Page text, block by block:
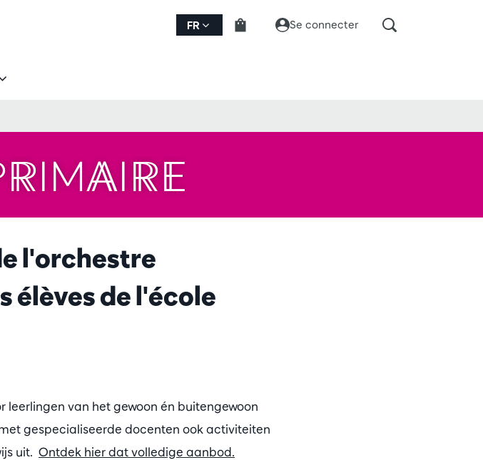
FR Se connecter
l'orchestre
élèves de l'école
van het gewoon én buitengewoon
gespecialiseerde docenten ook activiteiten
uit. Ontdek hier dat volledige aanbod.